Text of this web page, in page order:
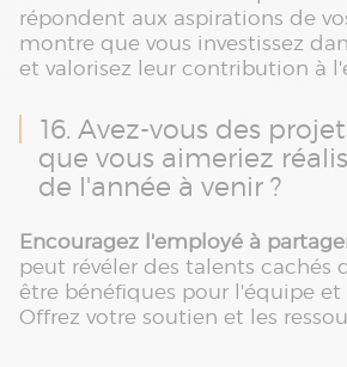
répondent aux aspirations de
montre que vous investissez
et valorisez leur contribution à
16. Avez-vous des
que vous aimeriez
de l'année à venir ?
Encouragez l'employé à
peut révéler des talents cachés
être bénéfiques pour l'équipe et
Offrez votre soutien et les